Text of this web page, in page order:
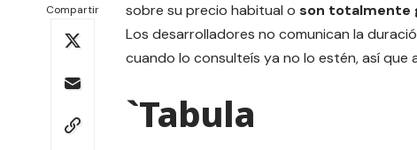
Compartir
sobre su precio habitual o son totalmente
Los desarrolladores no comunican la
cuando lo consulteís ya no lo estén, así
`Tabula